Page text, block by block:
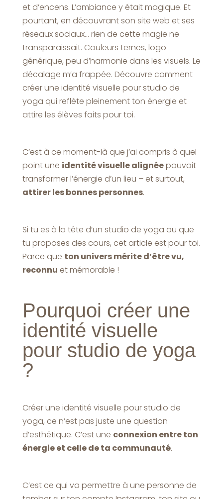
et d’encens. L’ambiance y était magique. Et
pourtant, en découvrant son site web et ses
réseaux sociaux… rien de cette magie ne
transparaissait. Couleurs ternes, logo
générique, peu d’harmonie dans les visuels. Le
décalage m’a frappée. Découvre comment
créer une identité visuelle pour studio de
yoga qui reflète pleinement ton énergie et
attire les élèves faits pour toi.
C’est à ce moment-là que j’ai compris à quel
point une identité visuelle alignéepouvait
transformer l’énergie d’un lieu – et surtout,
attirer les bonnes personnes.
Si tu es à la tête d’un studio de yoga ou que
tu proposes des cours, cet article est pour toi.
Parce que ton univers mérite d’être vu,
reconnu et mémorable !
Pourquoi créer une
identité visuelle
pour studio de yoga
?
Créer une identité visuelle pour studio de
yoga, ce n’est pas juste une question
d’esthétique. C’est une connexion entre ton
énergie et celle de ta communauté.
C’est ce qui va permettre à une personne de